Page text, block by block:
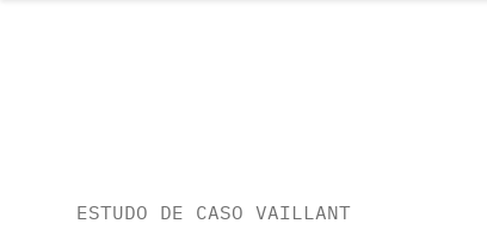
ESTUDO DE CASO VAILLANT